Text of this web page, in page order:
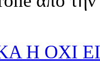
Η ΟΧΙ